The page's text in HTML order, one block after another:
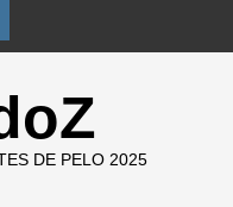
DE PELO 2025